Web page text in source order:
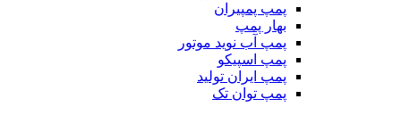
پمپ پمپیران
بهار پمپ
پمپ آب نوید موتور
پمپ اسپیکو
پمپ ایران تولید
پمپ توان تک